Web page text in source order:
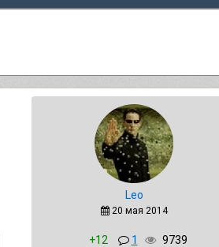
Leo
20 мая 2014
+12 1 9739